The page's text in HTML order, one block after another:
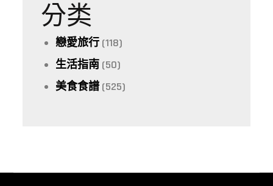
分类
戀愛旅行 (118)
生活指南 (50)
美食食譜 (525)